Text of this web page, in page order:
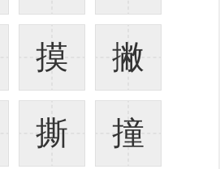
摸 撇
撕 撞